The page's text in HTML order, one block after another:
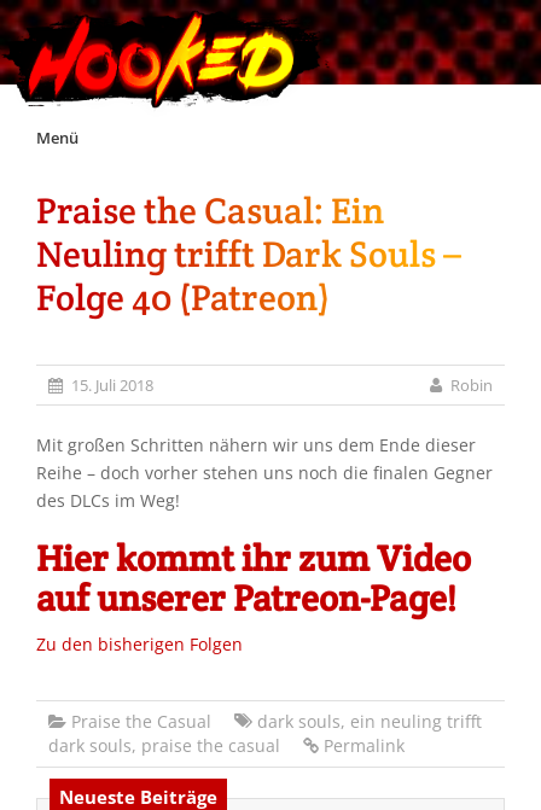
Skip
Menü
Unterstützt Hooked!
Exklusiv für Supporter*innen
Praise the Casual: Ein
Neuling trifft Dark Souls –
Folge 40 (Patreon)
15. Juli 2018 Robin
Mit großen Schritten nähern wir uns dem Ende dieser
Reihe – doch vorher stehen uns noch die finalen Gegner
des DLCs im Weg!
Hier kommt ihr zum Video
auf unserer Patreon-Page!
Zu den bisherigen Folgen
Praise the Casual dark souls, ein neuling trifft
dark souls, praise the casual Permalink
Neueste Beiträge